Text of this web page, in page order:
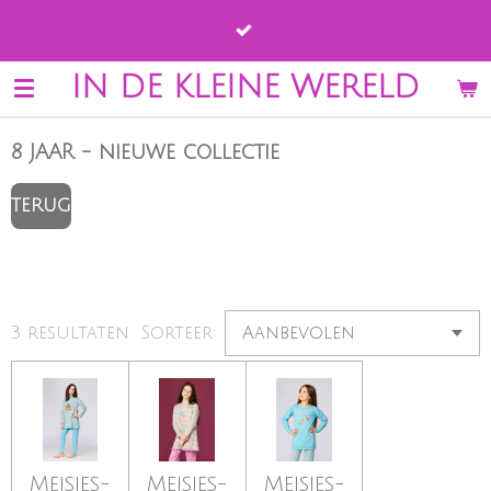
naar
de
IN DE KLEINE WERELD
8 JAAR - nieuwe collectie
TERUG
3 resultaten Sorteer:
Meisjes-
Meisjes-
Meisjes-